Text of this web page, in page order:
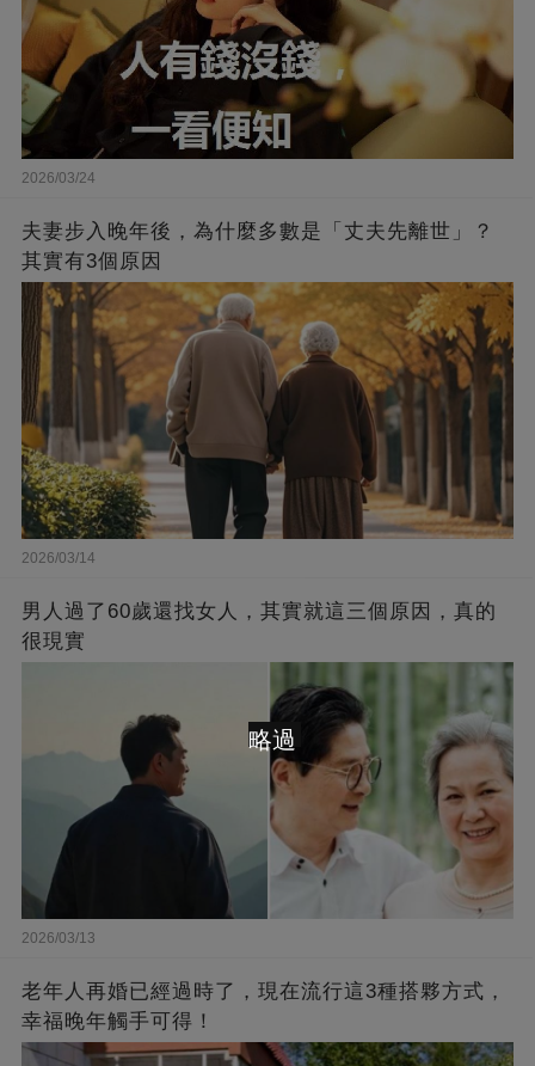
2026/03/24
夫妻步入晚年後，為什麼多數是「丈夫先離世」？
其實有3個原因
2026/03/14
男人過了60歲還找女人，其實就這三個原因，真的
很現實
2026/03/13
老年人再婚已經過時了，現在流行這3種搭夥方式，
幸福晚年觸手可得！
略過